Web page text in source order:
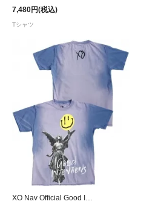
7,480円(税込)
Tシャツ